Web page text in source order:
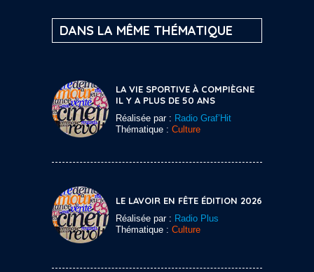
DANS LA MÊME THÉMATIQUE
LA VIE SPORTIVE À COMPIÈGNE
IL Y A PLUS DE 50 ANS
Réalisée par : Radio Graf’Hit
Thématique : Culture
LE LAVOIR EN FÊTE ÉDITION 2026
Réalisée par : Radio Plus
Thématique : Culture